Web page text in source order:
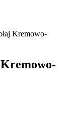
Kremowo-